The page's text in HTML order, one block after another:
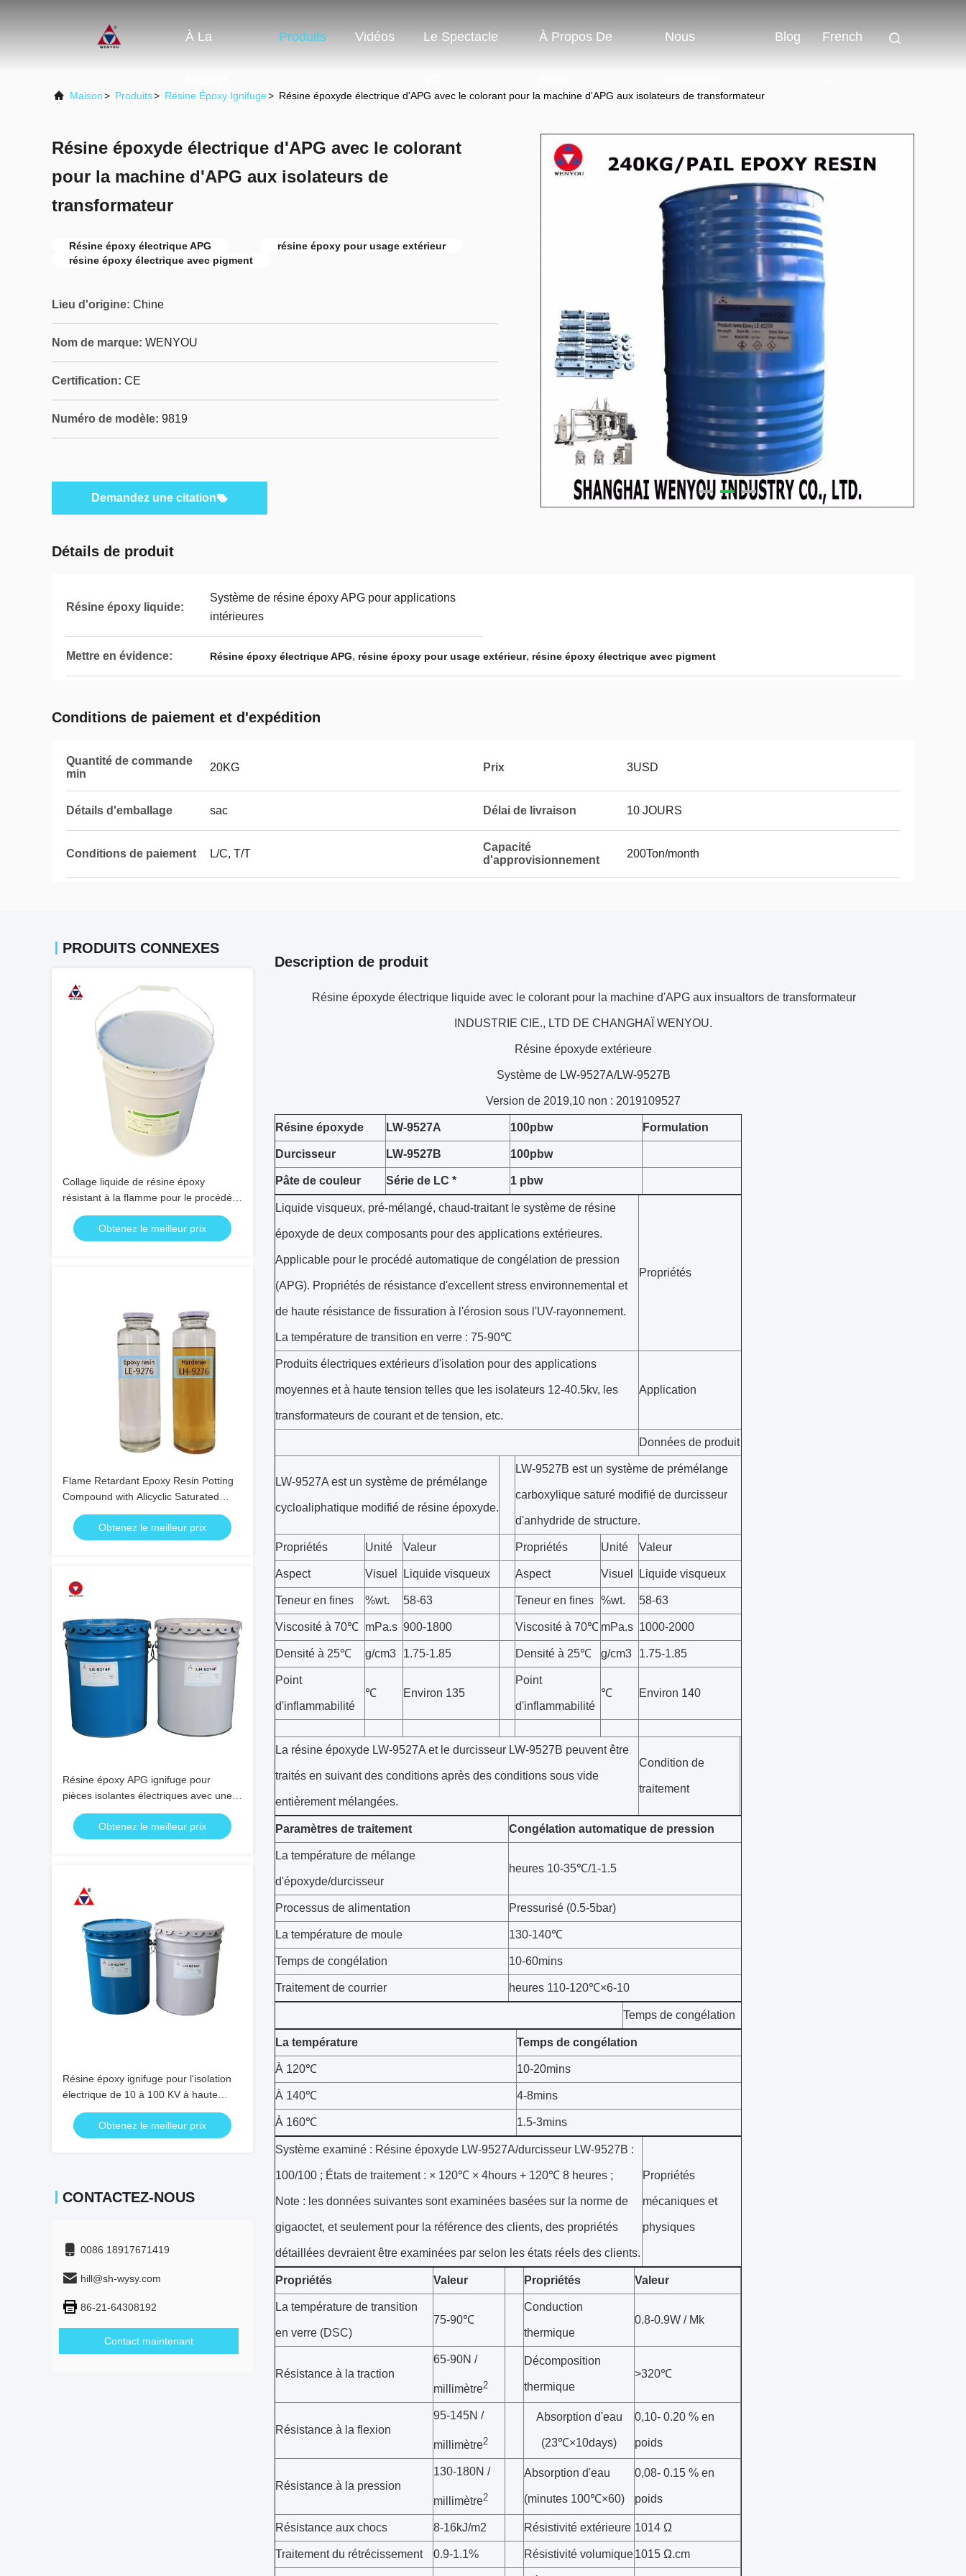
À La Produits Vidéos Le Spectacle À Propos De Nous Blog French
Maison> Produits> Résine Époxy Ignifuge> Résine époxyde électrique d'APG avec le colorant pour la machine d'APG aux isolateurs de transformateur
Résine époxyde électrique d'APG avec le colorant
pour la machine d'APG aux isolateurs de
transformateur
Résine époxy électrique APG
résine époxy pour usage extérieur
résine époxy électrique avec pigment
Lieu d'origine: Chine
Nom de marque: WENYOU
Certification: CE
Numéro de modèle: 9819
Demandez une citation
Détails de produit
Résine époxy liquide:
Système de résine époxy APG pour applications
intérieures
Mettre en évidence: Résine époxy électrique APG, résine époxy pour usage extérieur, résine époxy électrique avec pigment
Conditions de paiement et d'expédition
Quantité de commande
min
20KG Prix 3USD
Détails d'emballage sac Délai de livraison 10 JOURS
Conditions de paiement L/C, T/T
Capacité
d'approvisionnement
200Ton/month
PRODUITS CONNEXES
Collage liquide de résine époxy
résistant à la flamme pour le procédé
APG avec TG 115-128 pour l'isolation
électriqueObtenez le meilleur prix
Flame Retardant Epoxy Resin Potting
Compound with Alicyclic Saturated
Structure Light Yellow Color and
Excellent Environmental Performance
Obtenez le meilleur prix
Résine époxy APG ignifuge pour
pièces isolantes électriques avec une
température de moule de 130-150°C et
un temps de gélification de 10-30
minutes
Obtenez le meilleur prix
Résine époxy ignifuge pour l'isolation
électrique de 10 à 100 KV à haute
température thermique (70 à 125 °C)
et pour le processus de coulée et de
fabrication d'APG
Obtenez le meilleur prix
CONTACTEZ-NOUS
0086 18917671419
hill@sh-wysy.com
86-21-64308192
Contact maintenant
Description de produit
Résine époxyde électrique liquide avec le colorant pour la machine d'APG aux insualtors de transformateur
INDUSTRIE CIE., LTD DE CHANGHAÏ WENYOU.
Résine époxyde extérieure
Système de LW-9527A/LW-9527B
Version de 2019,10 non : 2019109527
Résine époxyde LW-9527A 100pbw Formulation
Durcisseur LW-9527B 100pbw
Pâte de couleur Série de LC * 1 pbw
Liquide visqueux, pré-mélangé, chaud-traitant le système de résine
époxyde de deux composants pour des applications extérieures.
Applicable pour le procédé automatique de congélation de pression
(APG). Propriétés de résistance d'excellent stress environnemental et
de haute résistance de fissuration à l'érosion sous l'UV-rayonnement.
La température de transition en verre : 75-90℃
Propriétés
Produits électriques extérieurs d'isolation pour des applications
moyennes et à haute tension telles que les isolateurs 12-40.5kv, les
transformateurs de courant et de tension, etc.
Application
Données de produit
LW-9527A est un système de prémélange
cycloaliphatique modifié de résine époxyde.
LW-9527B est un système de prémélange
carboxylique saturé modifié de durcisseur
d'anhydride de structure.
Propriétés Unité Valeur Propriétés Unité Valeur
Aspect Visuel Liquide visqueux Aspect Visuel Liquide visqueux
Teneur en fines %wt. 58-63 Teneur en fines %wt. 58-63
Viscosité à 70℃ mPa.s 900-1800 Viscosité à 70℃ mPa.s 1000-2000
Densité à 25℃ g/cm3 1.75-1.85 Densité à 25℃ g/cm3 1.75-1.85
Point
d'inflammabilité
℃ Environ 135
Point
d'inflammabilité
℃ Environ 140
La résine époxyde LW-9527A et le durcisseur LW-9527B peuvent être
traités en suivant des conditions après des conditions sous vide
entièrement mélangées.
Condition de
traitement
Paramètres de traitement Congélation automatique de pression
La température de mélange
d'époxyde/durcisseur
heures 10-35℃/1-1.5
Processus de alimentation Pressurisé (0.5-5bar)
La température de moule 130-140℃
Temps de congélation 10-60mins
Traitement de courrier heures 110-120℃×6-10
Temps de congélation
La température Temps de congélation
À 120℃ 10-20mins
À 140℃ 4-8mins
À 160℃ 1.5-3mins
Système examiné : Résine époxyde LW-9527A/durcisseur LW-9527B :
100/100 ; États de traitement : × 120℃ × 4hours + 120℃ 8 heures ;
Note : les données suivantes sont examinées basées sur la norme de
gigaoctet, et seulement pour la référence des clients, des propriétés
détaillées devraient être examinées par selon les états réels des clients.
Propriétés
mécaniques et
physiques
Propriétés Valeur Propriétés Valeur
La température de transition
en verre (DSC)
75-90℃
Conduction
thermique
0.8-0.9W / Mk
Résistance à la traction
65-90N /
millimètre2
Décomposition
thermique
>320℃
Résistance à la flexion
95-145N /
millimètre2
Absorption d'eau
(23℃×10days)
0,10- 0.20 % en
poids
Résistance à la pression
130-180N /
millimètre2
Absorption d'eau
(minutes 100℃×60)
0,08- 0.15 % en
poids
Résistance aux chocs 8-16kJ/m2 Résistivité extérieure 1014 Ω
Traitement du rétrécissement 0.9-1.1% Résistivité volumique1015 Ω.cm